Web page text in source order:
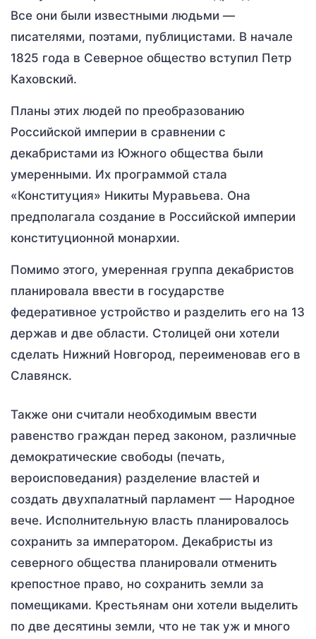
Все они были известными людьми —
писателями, поэтами, публицистами. В начале
1825 года в Северное общество вступил Петр
Каховский.
Планы этих людей по преобразованию
Российской империи в сравнении с
декабристами из Южного общества были
умеренными. Их программой стала
«Конституция» Никиты Муравьева. Она
предполагала создание в Российской империи
конституционной монархии.
Помимо этого, умеренная группа декабристов
планировала ввести в государстве
федеративное устройство и разделить его на 13
держав и две области. Столицей они хотели
сделать Нижний Новгород, переименовав его в
Славянск.
Также они считали необходимым ввести
равенство граждан перед законом, различные
демократические свободы (печать,
вероисповедания) разделение властей и
создать двухпалатный парламент — Народное
вече. Исполнительную власть планировалось
сохранить за императором. Декабристы из
северного общества планировали отменить
крепостное право, но сохранить земли за
помещиками. Крестьянам они хотели выделить
по две десятины земли, что не так уж и много